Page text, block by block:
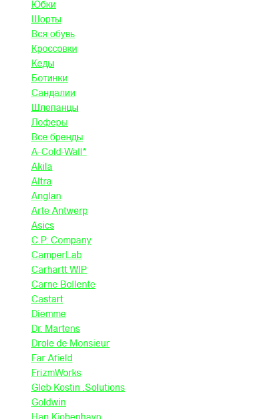
Юбки
Шорты
Вся обувь
Кроссовки
Кеды
Ботинки
Сандалии
Шлепанцы
Лоферы
Все бренды
A-Cold-Wall*
Akila
Altra
Anglan
Arte Antwerp
Asics
C.P. Company
CamperLab
Carhartt WIP
Carne Bollente
Castart
Diemme
Dr. Martens
Drole de Monsieur
Far Afield
FrizmWorks
Gleb Kostin .Solutions
Goldwin